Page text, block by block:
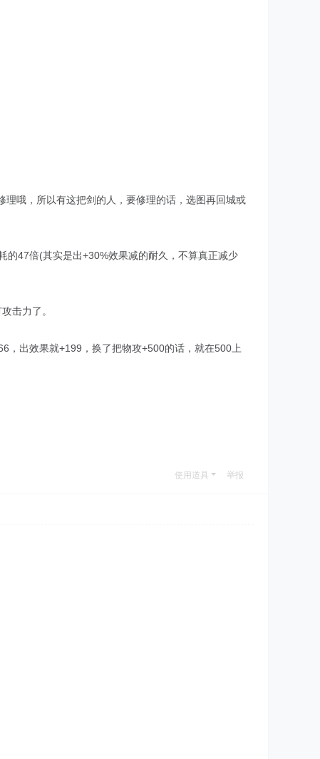
哦，所以有这把剑的人，要修理的话，选图再回城或
的47倍(其实是出+30%效果减的耐久，不算真正减少
击力了。
，出效果就+199，换了把物攻+500的话，就在500上
使用道具 举报